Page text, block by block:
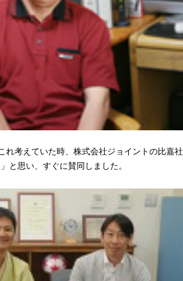
れ考えていた時、株式会社ジョイントの比嘉社
と思い、すぐに賛同しました。